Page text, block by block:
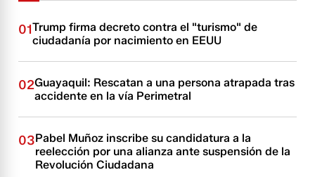
01Trump firma decreto contra el "turismo" de
ciudadanía por nacimiento en EEUU
02Guayaquil: Rescatan a una persona atrapada tras
accidente en la vía Perimetral
03Pabel Muñoz inscribe su candidatura a la
reelección por una alianza ante suspensión de la
Revolución Ciudadana